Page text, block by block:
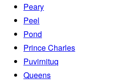
Peary
Peel
Pond
Prince Charles
Puvirnituq
Queens